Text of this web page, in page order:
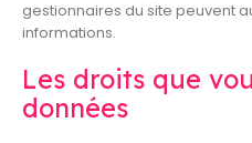
gestionnaires du site peuvent
informations.
Les droits que
données